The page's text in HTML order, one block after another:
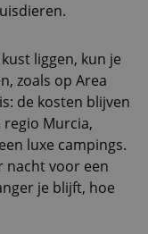
liggen, kun je
zoals op Area
de kosten blijven
Murcia,
luxe campings.
nacht voor een
je blijft, hoe